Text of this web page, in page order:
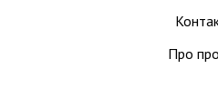
Про